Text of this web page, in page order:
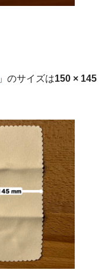
」のサイズは150 × 145